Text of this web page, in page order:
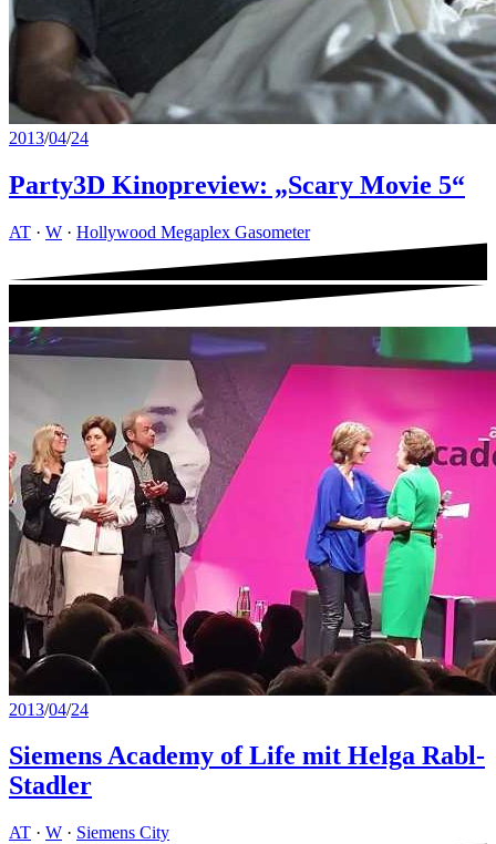
2013/04/24
Party3D Kinopreview: „Scary Movie 5“
AT · W · Hollywood Megaplex Gasometer
2013/04/24
Siemens Academy of Life mit Helga Rabl-
Stadler
AT · W · Siemens City